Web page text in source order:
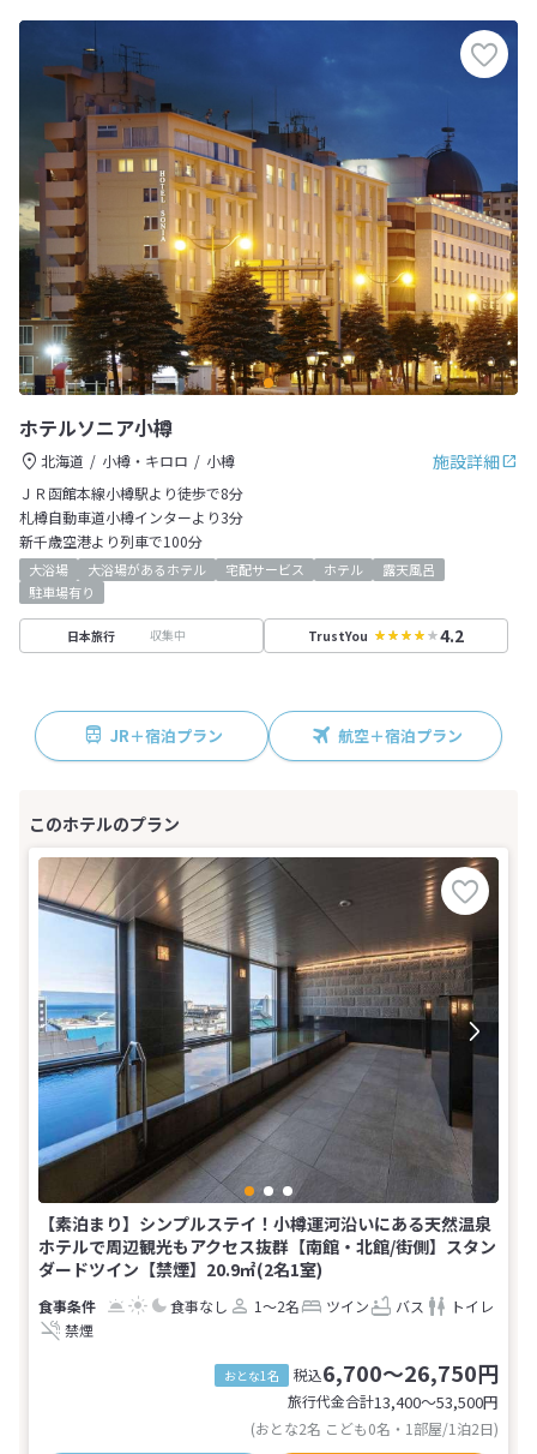
ホテルソニア小樽
施設詳細
北海道 小樽・キロロ
小樽
ＪＲ函館本線小樽駅より徒歩で8分
札樽自動車道小樽インターより3分
新千歳空港より列車で100分
大浴場 大浴場があるホテル 宅配サービス ホテル
露天風呂
駐車場有り
日本旅行 収集中 TrustYou 4.2
JR＋宿泊プラン 航空＋宿泊プラン
【素泊まり】シンプルステイ！小樽運河沿いにある天然温泉
ホテルで周辺観光もアクセス抜群【南館・北館/街側】スタン
ダードツイン【禁煙】20.9㎡(2名1室)
食事なし 1～2名 ツイン バス
トイレ
禁煙
おとな1名 税込6,700～26,750円
旅行代金合計13,400〜53,500円
(おとな2名 こども0名・1部屋/1泊2日)